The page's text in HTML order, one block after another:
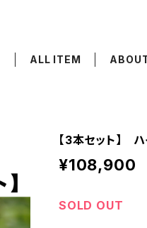
ALL ITEM
【3本セット】 ハ
¥108,900
SOLD OUT